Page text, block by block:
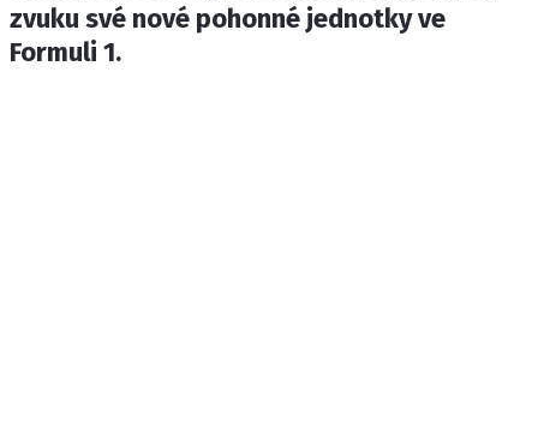
Provozovatelem serveru F1NEWS.cz je
zvuku své nové pohonné jednotky ve
Formuli 1.